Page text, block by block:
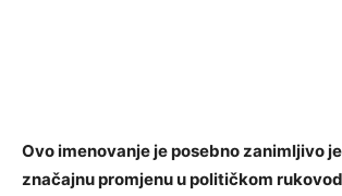
Ovo imenovanje je posebno zanimljivo
značajnu promjenu u političkom